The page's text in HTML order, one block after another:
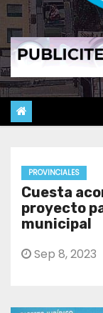
PROVINCIALES
Cuesta
proyecto
municipal
Sep 8, 2023